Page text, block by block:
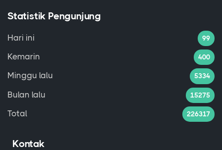
Statistik Pengunjung
Hari ini 99
Kemarin 400
Minggu lalu 5334
Bulan lalu 15275
Total 226317
Kontak